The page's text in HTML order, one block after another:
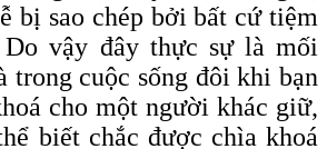
bị sao chép bởi bất cứ tiệm
Do vậy đây thực sự là mối
trong cuộc sống đôi khi bạn
cho một người khác giữ,
biết chắc được chìa khoá